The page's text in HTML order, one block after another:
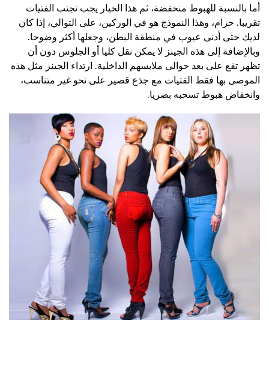
أما بالنسبة للهبوط منخفضة، ثم هذا الخيار يجب تجنب الفتيات
تقريبا. حزام، وهذا النموذج هو في الوركين، على التوالي، إذا كان
لديك حتى أدنى عيوب في منطقة البطن، وجعلها أكثر وضوحا.
وبالإضافة إلى هذه الجينز لا يمكن نقل كليا أو الجلوس دون أن
تظهر تقع على بعد حوالى ملابسهم الداخلية. ارتداء الجينز مثل هذه
الموصى بها فقط الفتيات مع جذع قصير على نحو غير متناسب،
وانخفاض هبوط تسحبه بصريا.